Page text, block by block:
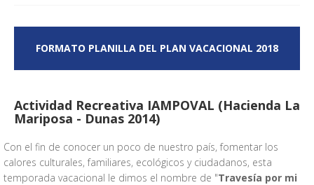
FORMATO PLANILLA DEL PLAN VACACIONAL 2018
Actividad Recreativa IAMPOVAL (Hacienda La
Mariposa - Dunas 2014)
Con el fin de conocer un poco de nuestro país, fomentar los
calores culturales, familiares, ecológicos y ciudadanos, esta
temporada vacacional le dimos el nombre de "Travesía por mi